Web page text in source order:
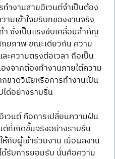
ำงานสายอีเวนต์จำเป็นต้อง
มเข้าใจบริบทของงานจริง
ำ ซึ่งเป็นแรงขับเคลื่อนสำคัญ
กยภาพ ขณะเดียวกัน ความ
ะความตรงต่อเวลา ถือเป็น
งจากต้องทำงานภายใต้ความ
ขาดวินัยหรือการทำงานเป็น
ได้อย่างราบรื่น
วนต์ คือการเปลี่ยนความฝัน
ต์ที่เกิดขึ้นจริงอย่างราบรื่น
กับผู้เข้าร่วมงาน เมื่อผลงาน
ด้รับการยอมรับ นั่นคือความ